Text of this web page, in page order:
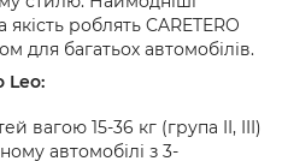
роблять CARETERO
для багатьох автомобілів.
Leo:
вагою 15-36 кг (група II, III)
автомобілі з 3-